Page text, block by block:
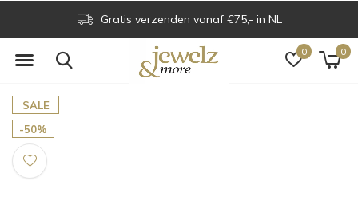
0 0
Gratis verzenden vanaf €75,- in NL
SALE
-50%